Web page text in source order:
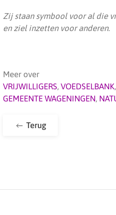
Zij staan symbool voor al die
en ziel inzetten voor anderen.
Meer over
VRIJWILLIGERS, VOEDSELBANK,
GEMEENTE WAGENINGEN,
Terug